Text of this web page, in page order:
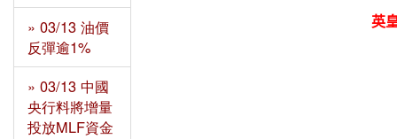
英
» 03/13 油價
反彈逾1%
» 03/13 中國
央行料將增量
投放MLF資金